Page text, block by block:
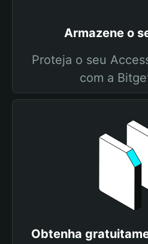
Armazene o
Proteja o seu
com a
Obtenha